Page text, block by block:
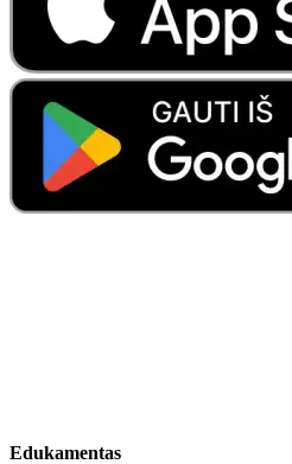
Edukamentas